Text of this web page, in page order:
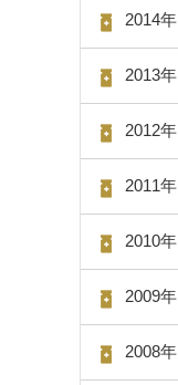
2014年
2013年
2012年
2011年
2010年
2009年
2008年